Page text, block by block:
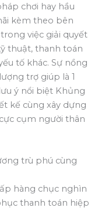
chơi hay hầu
kèm theo bên
việc giải quyết
thuật, thanh toán
tố khác. Sự nồng
trợ giúp là 1
ý nổi biệt Khủng
kế cùng xây dựng
cụm người thân
trù phú cùng
hàng chục nghìn
thanh toán hiệp